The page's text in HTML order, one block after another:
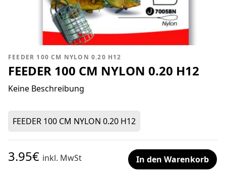
FEEDER 100 CM NYLON 0.20 H12
FEEDER 100 CM NYLON 0.20 H12
Keine Beschreibung
FEEDER 100 CM NYLON 0.20 H12
3.95€ inkl. MwSt In den Warenkorb